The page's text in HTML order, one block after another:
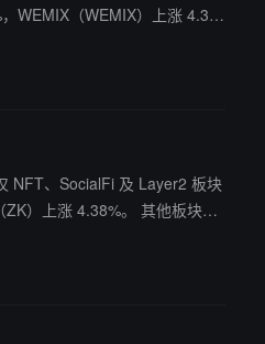
）上涨 10.67%。 反映
。 其他板块方